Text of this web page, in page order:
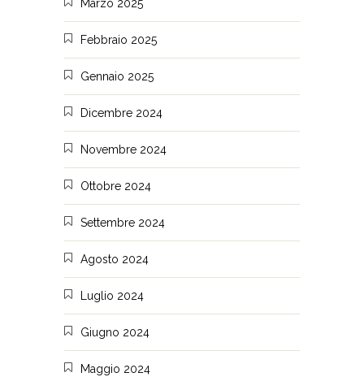
Marzo 2025
Febbraio 2025
Gennaio 2025
Dicembre 2024
Novembre 2024
Ottobre 2024
Settembre 2024
Agosto 2024
Luglio 2024
Giugno 2024
Maggio 2024